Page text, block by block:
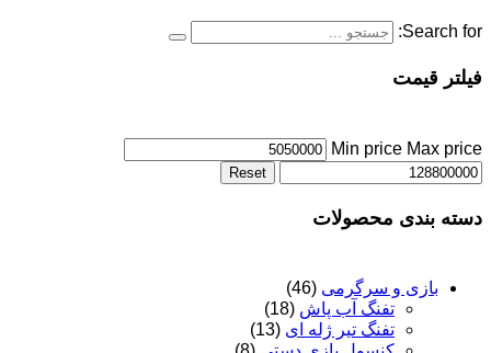
Search for:
فیلتر قیمت
Min price Max price
Reset
دسته بندی محصولات
بازی و سرگرمی (46)
تفنگ آب پاش (18)
تفنگ تیر ژله ای (13)